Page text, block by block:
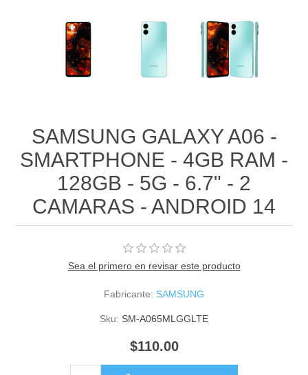
SAMSUNG GALAXY A06 -
SMARTPHONE - 4GB RAM -
128GB - 5G - 6.7" - 2
CAMARAS - ANDROID 14
Sea el primero en revisar este producto
Fabricante: SAMSUNG
Sku: SM-A065MLGGLTE
$110.00